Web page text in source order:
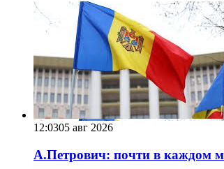
12:0305 авг 2026
А.Петрович: почти в каждом